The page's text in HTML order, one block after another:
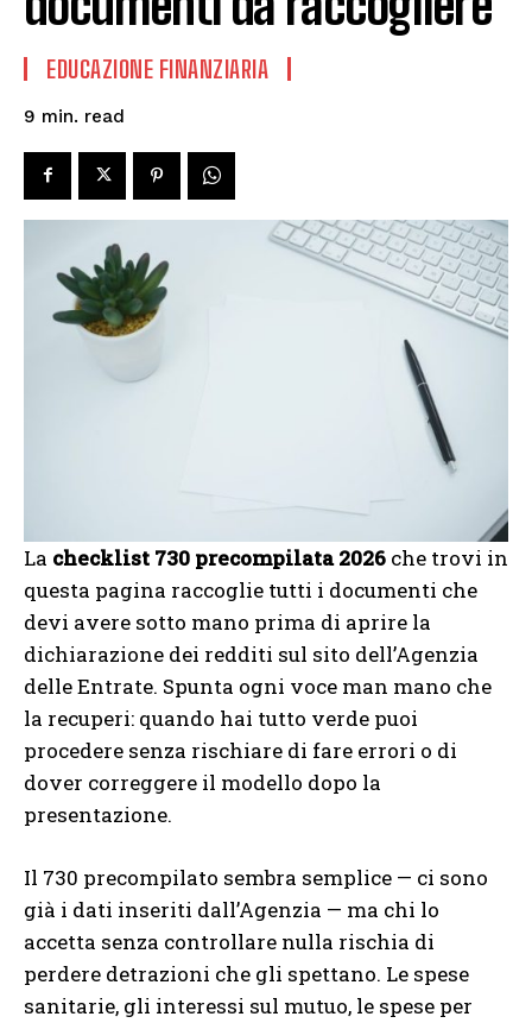
EDUCAZIONE FINANZIARIA
9 min. read
La checklist 730 precompilata 2026 che trovi in
questa pagina raccoglie tutti i documenti che
devi avere sotto mano prima di aprire la
dichiarazione dei redditi sul sito dell’Agenzia
delle Entrate. Spunta ogni voce man mano che
la recuperi: quando hai tutto verde puoi
procedere senza rischiare di fare errori o di
dover correggere il modello dopo la
presentazione.
Il 730 precompilato sembra semplice — ci sono
già i dati inseriti dall’Agenzia — ma chi lo
accetta senza controllare nulla rischia di
perdere detrazioni che gli spettano. Le spese
sanitarie, gli interessi sul mutuo, le spese per